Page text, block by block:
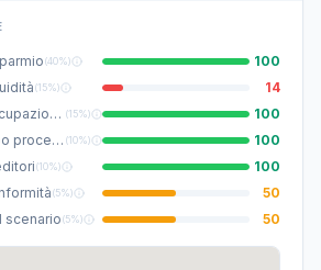
(40%)
100
(15%)
14
Occupazione (15%)
100
Tipo procedura (10%)
100
(10%)
100
(5%)
50
scenario(5%) 50